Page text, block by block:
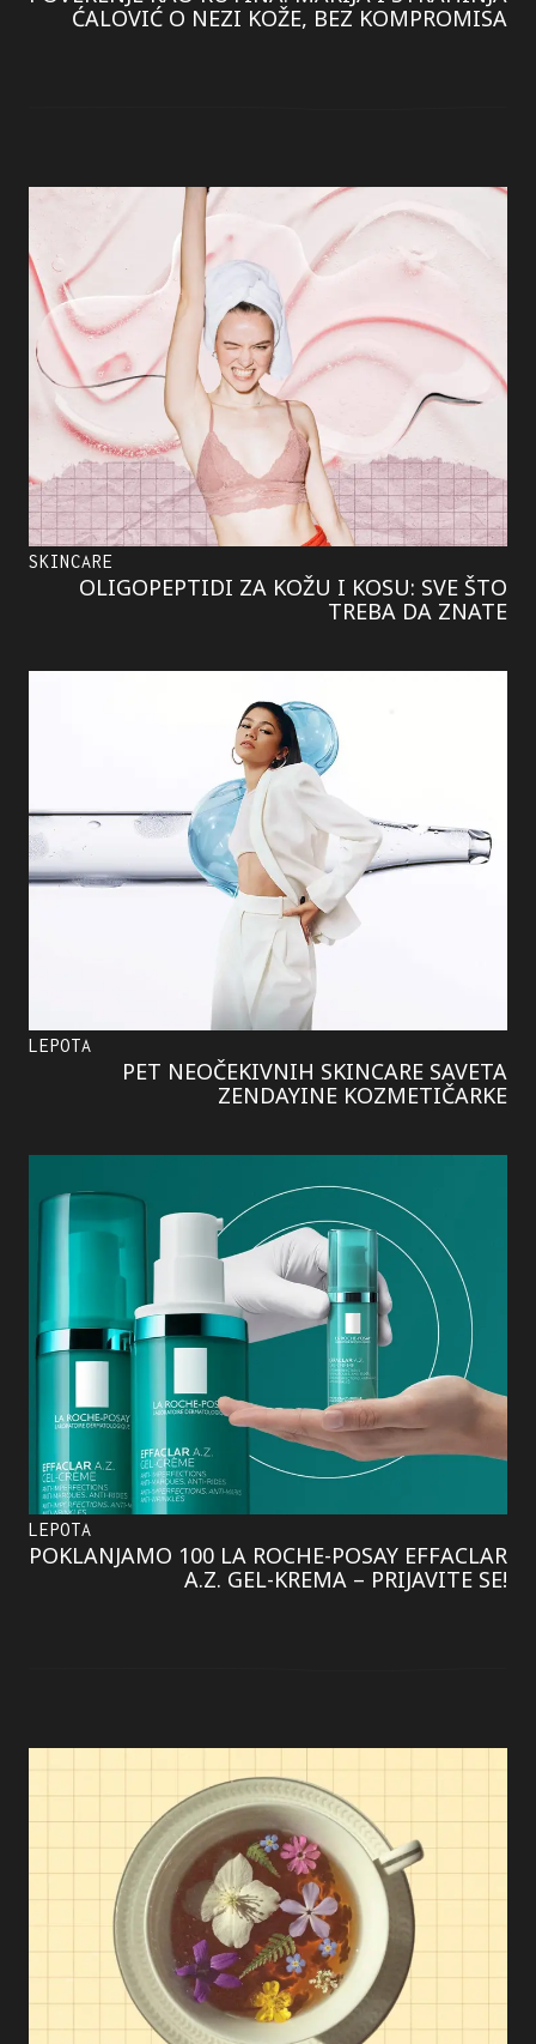
ĆALOVIĆ O NEZI KOŽE, BEZ KOMPROMISA
SKINCARE
OLIGOPEPTIDI ZA KOŽU I KOSU: SVE ŠTO
TREBA DA ZNATE
LEPOTA
PET NEOČEKIVNIH SKINCARE SAVETA
ZENDAYINE KOZMETIČARKE
LEPOTA
POKLANJAMO 100 LA ROCHE-POSAY EFFACLAR
A.Z. GEL-KREMA – PRIJAVITE SE!